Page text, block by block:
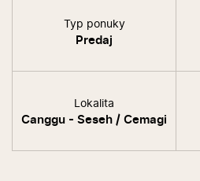
Typ ponuky
Predaj
Lokalita
Canggu - Seseh / Cemagi